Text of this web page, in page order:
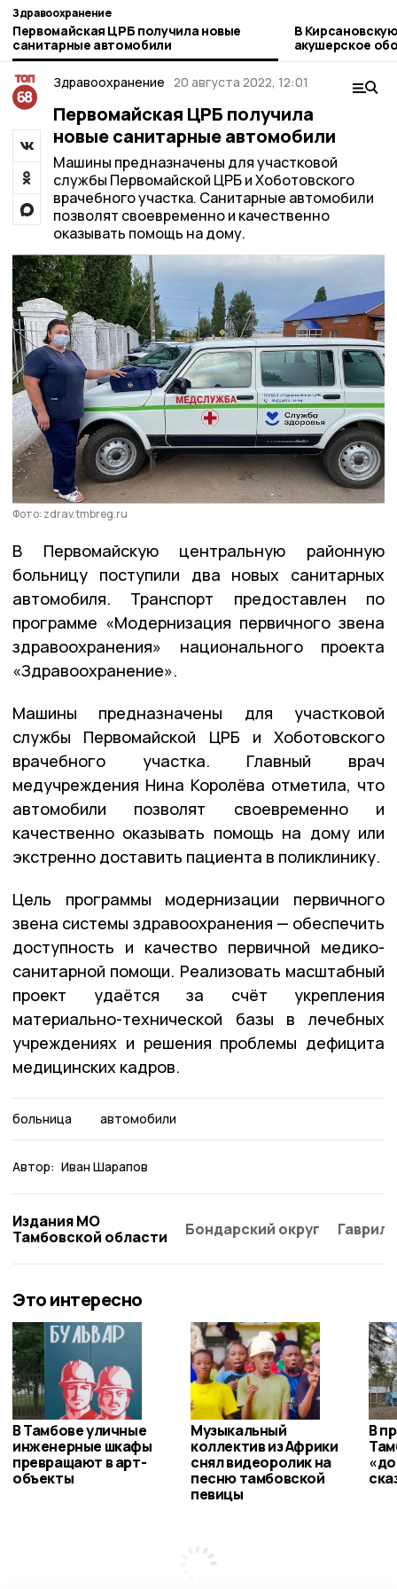
Здравоохранение
Первомайская ЦРБ получила новые
санитарные автомобили
В
акушерское
Здравоохранение 20 августа 2022, 12:01
Первомайская ЦРБ получила
новые санитарные автомобили
Машины предназначены для участковой
службы Первомайской ЦРБ и Хоботовского
врачебного участка. Санитарные автомобили
позволят своевременно и качественно
оказывать помощь на дому.
Фото: zdrav.tmbreg.ru
В Первомайскую центральную районную
больницу поступили два новых санитарных
автомобиля. Транспорт предоставлен по
программе «Модернизация первичного звена
здравоохранения» национального проекта
«Здравоохранение».
Машины предназначены для участковой
службы Первомайской ЦРБ и Хоботовского
врачебного участка. Главный врач
медучреждения Нина Королёва отметила, что
автомобили позволят своевременно и
качественно оказывать помощь на дому или
экстренно доставить пациента в поликлинику.
Цель программы модернизации первичного
звена системы здравоохранения — обеспечить
доступность и качество первичной медико-
санитарной помощи. Реализовать масштабный
проект удаётся за счёт укрепления
материально-технической базы в лечебных
учреждениях и решения проблемы дефицита
медицинских кадров.
больница автомобили
Автор: Иван Шарапов
Издания МО
Тамбовской области
Бондарский округ
Это интересно
В Тамбове уличные
инженерные шкафы
превращают в арт-
объекты
Музыкальный
коллектив из Африки
снял видеоролик на
песню тамбовской
певицы
В